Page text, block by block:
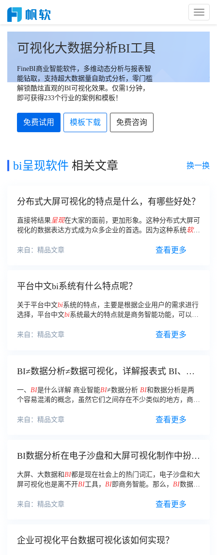
Toggle
可视化大数据分析BI工具
FineBI商业智能软件，多维动态分析与报表智
能钻取，支持超大数据量自助式分析，零门槛
解锁酷炫直观的BI可视化效果。仅需1分钟，
即可获得233个行业的案例和模板！
免费试用 模板下载 免费咨询
bi呈现软件 相关文章 换一换
分布式大屏可视化的特点是什么，有哪些好处？
直接将结果呈现在大家的面前，更加形象。这种分布式大屏可
视化的数据表达方式成为众多企业的首选。因为这种系统软件
发展。
来自：精品文章 查看更多
平台中文bi系统有什么特点呢？
关于平台中文bi系统的特点，主要是根据企业用户的需求进行
选择，平台中文bi系统最大的特点就是商务智能功能，可以快
来自：精品文章
查看更多
BI≠数据分析≠数据可视化，详解报表式 BI、传
一、 BI 是什么详解 商业智能BI≠数据分析 BI和数据分析是两
个容易混淆的概念，虽然它们之间存在不少类似的地方，商业
等同于商业智能。
来自：精品文章 查看更多
BI数据分析在电子沙盘和大屏可视化制作中扮演
大屏、大数据和 BI都是现在社会上的热门词汇，电子沙盘和大
屏可视化也是离不开BI工具， BI即商务智能。那么， BI数据分
绍。
来自：精品文章 查看更多
企业可视化平台数据可视化该如何实现？